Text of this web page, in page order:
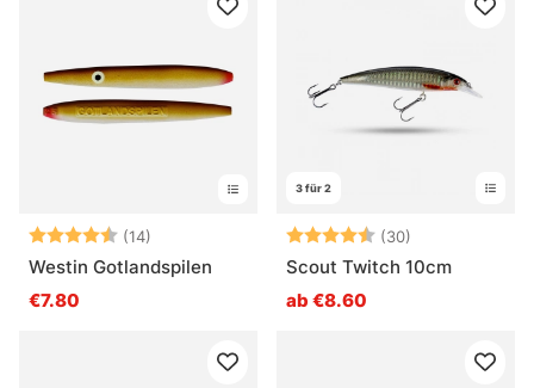
Bewertung:(14)
4.9 von 5 Sternen
Westin Gotlandspilen
€7.80
3 für 2
Bewertung:(30)
Scout Twitch 10cm
ab €8.60